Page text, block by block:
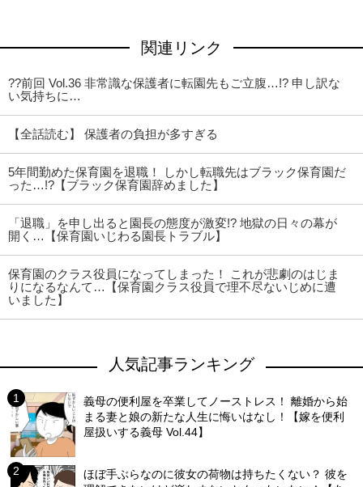
関連リンク
??前回 Vol.36 非常識な保護者に転園先もご立腹…!? 申し訳な
い気持ちに…
【全話読む】 保護者の負担が多すぎる
5年間勤めた保育園を退職！ しかし転職先はブラック保育園だ
った…!?【ブラック保育園辞めました】
「退職」を申し出ると園長の態度が激変!? 地獄の日々の幕が
開く…【保育園いじわる園長トラブル】
保育園のクラス役員になってしまった！ これが悲劇のはじま
りになるなんて…【保育園クラス役員で理不尽ないじめに遭
いました】
人気記事ランキング
義母の便利屋を卒業してノーストレス！ 離婚から始
まる妻と娘の新たな人生に悔いはなし！【嫁を便利
屋扱いする義母 Vol.44】
ほぼ手ぶらなのに彼女の荷物は持ちたくない？ 彼を